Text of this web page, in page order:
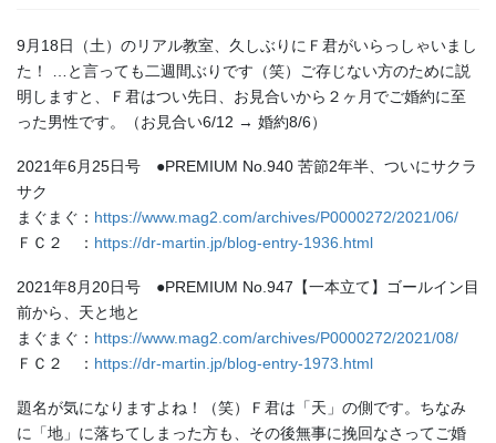
9月18日（土）のリアル教室、久しぶりにＦ君がいらっしゃいまし
た！ …と言っても二週間ぶりです（笑）ご存じない方のために説
明しますと、Ｆ君はつい先日、お見合いから２ヶ月でご婚約に至
った男性です。（お見合い6/12 → 婚約8/6）
2021年6月25日号 ●PREMIUM No.940 苦節2年半、ついにサクラ
サク
まぐまぐ： https://www.mag2.com/archives/P0000272/2021/06/
ＦＣ２ ： https://dr-martin.jp/blog-entry-1936.html
2021年8月20日号 ●PREMIUM No.947【一本立て】ゴールイン目
前から、天と地と
まぐまぐ： https://www.mag2.com/archives/P0000272/2021/08/
ＦＣ２ ： https://dr-martin.jp/blog-entry-1973.html
題名が気になりますよね！（笑）Ｆ君は「天」の側です。ちなみ
に「地」に落ちてしまった方も、その後無事に挽回なさってご婚